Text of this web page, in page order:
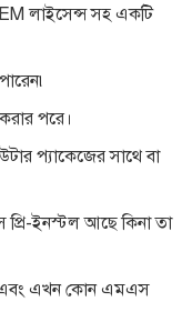
লাইসেন্স সহ একটি
পরে।
প্যাকেজের সাথে বা
ইনস্টল আছে কিনা তা
এবং এখন কোন এমএস